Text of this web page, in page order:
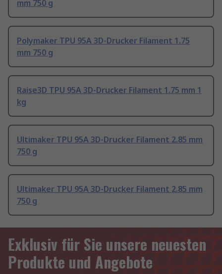
mm 750 g
Polymaker TPU 95A 3D-Drucker Filament 1.75
mm 750 g
Raise3D TPU 95A 3D-Drucker Filament 1.75 mm 1
kg
Ultimaker TPU 95A 3D-Drucker Filament 2.85 mm
750 g
Ultimaker TPU 95A 3D-Drucker Filament 2.85 mm
750 g
Exklusiv für Sie unsere neuesten
Produkte und Angebote